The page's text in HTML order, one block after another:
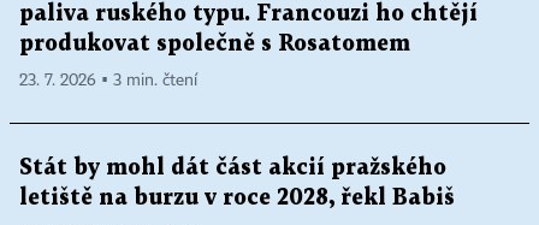
paliva ruského typu. Francouzi ho chtějí
produkovat společně s Rosatomem
23. 7. 2026 ▪ 3 min. čtení
Stát by mohl dát část akcií pražského
letiště na burzu v roce 2028, řekl Babiš